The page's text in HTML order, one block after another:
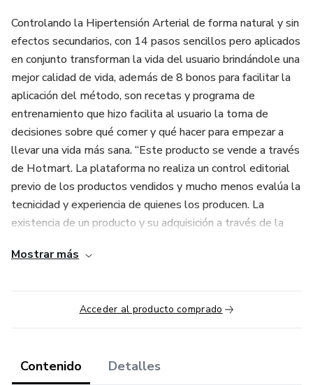
Controlando la Hipertensión Arterial de forma natural y sin
efectos secundarios, con 14 pasos sencillos pero aplicados
en conjunto transforman la vida del usuario brindándole una
mejor calidad de vida, además de 8 bonos para facilitar la
aplicación del método, son recetas y programa de
entrenamiento que hizo facilita al usuario la toma de
decisiones sobre qué comer y qué hacer para empezar a
llevar una vida más sana. “Este producto se vende a través
de Hotmart. La plataforma no realiza un control editorial
previo de los productos vendidos y mucho menos evalúa la
tecnicidad y experiencia de quienes los producen. La
existencia de un producto y su adquisición a través de la
calidad de contenido y resultado, bajo ninguna circunstancia.
información. Los términos y políticas de Hotmart se
pueden acceder aquí, incluso antes de completar la
compra."
* "Este producto se comercializa a través de Hotmart. La
Mostrar más
Acceder al producto comprado
Contenido Detalles